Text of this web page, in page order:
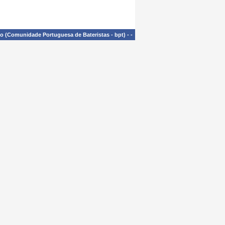
(Comunidade Portuguesa de Bateristas - bpt) - -